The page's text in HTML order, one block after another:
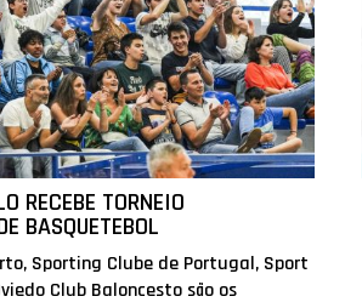
RECEBE TORNEIO
BASQUETEBOL
Sporting Clube de Portugal, Sport
Club Baloncesto são os